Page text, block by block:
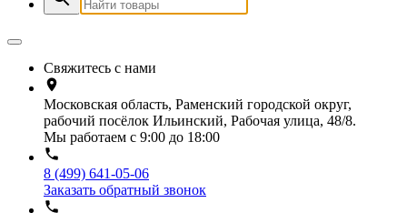
Свяжитесь с нами
Московская область, Раменский городской округ,
рабочий посёлок Ильинский, Рабочая улица, 48/8.
Мы работаем с 9:00 до 18:00
8 (499) 641-05-06
Заказать обратный звонок